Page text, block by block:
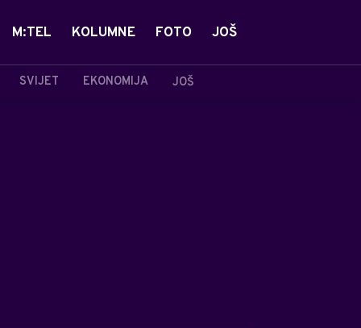
SVIJET EKONOMIJA JOŠ
M:TEL KOLUMNE FOTO JOŠ